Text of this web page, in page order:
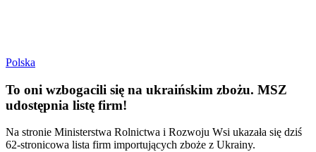
Polska
To oni wzbogacili się na ukraińskim zbożu. MSZ
udostępnia listę firm!
Na stronie Ministerstwa Rolnictwa i Rozwoju Wsi ukazała się dziś
62-stronicowa lista firm importujących zboże z Ukrainy.